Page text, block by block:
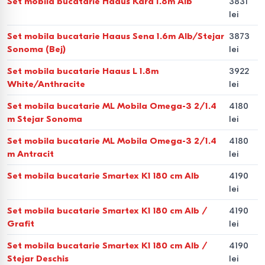
Bucătăriile de colț sunt una dintre cele mai practice soluții
pentru apartamente. Planificarea în formă de L permite
utilizarea eficientă a colțurilor, extinderea suprafeței de
– chiuveta – frigiderul), ceea ce face gătitul mai
confortabil.
Bucătării modulare
Bucătăriile modulare sunt formate din dulapuri separate cu
dimensiuni standard — 300, 400 și 600 mm. Acest lucru
încăperii, modificarea flexibilă a configurației și utilizarea
eficientă a fiecărui centimetru. Formatul modular este ideal
pentru bucătării mici sau spații cu planificare atipică.
Construcția bucătăriei și
lei
Set mobila bucatarie Haaus Sena 1.6m Alb/Stejar
Sonoma (Bej)
3873
lei
Set mobila bucatarie Haaus L 1.8m
White/Anthracite
3922
lei
Set mobila bucatarie ML Mobila Omega-3 2/1.4
m Stejar Sonoma
4180
lei
Set mobila bucatarie ML Mobila Omega-3 2/1.4
m Antracit
4180
lei
Set mobila bucatarie Smartex K1 180 cm Alb
4190
lei
Set mobila bucatarie Smartex K1 180 cm Alb /
Grafit
4190
lei
Set mobila bucatarie Smartex K1 180 cm Alb /
Stejar Deschis
4190
lei